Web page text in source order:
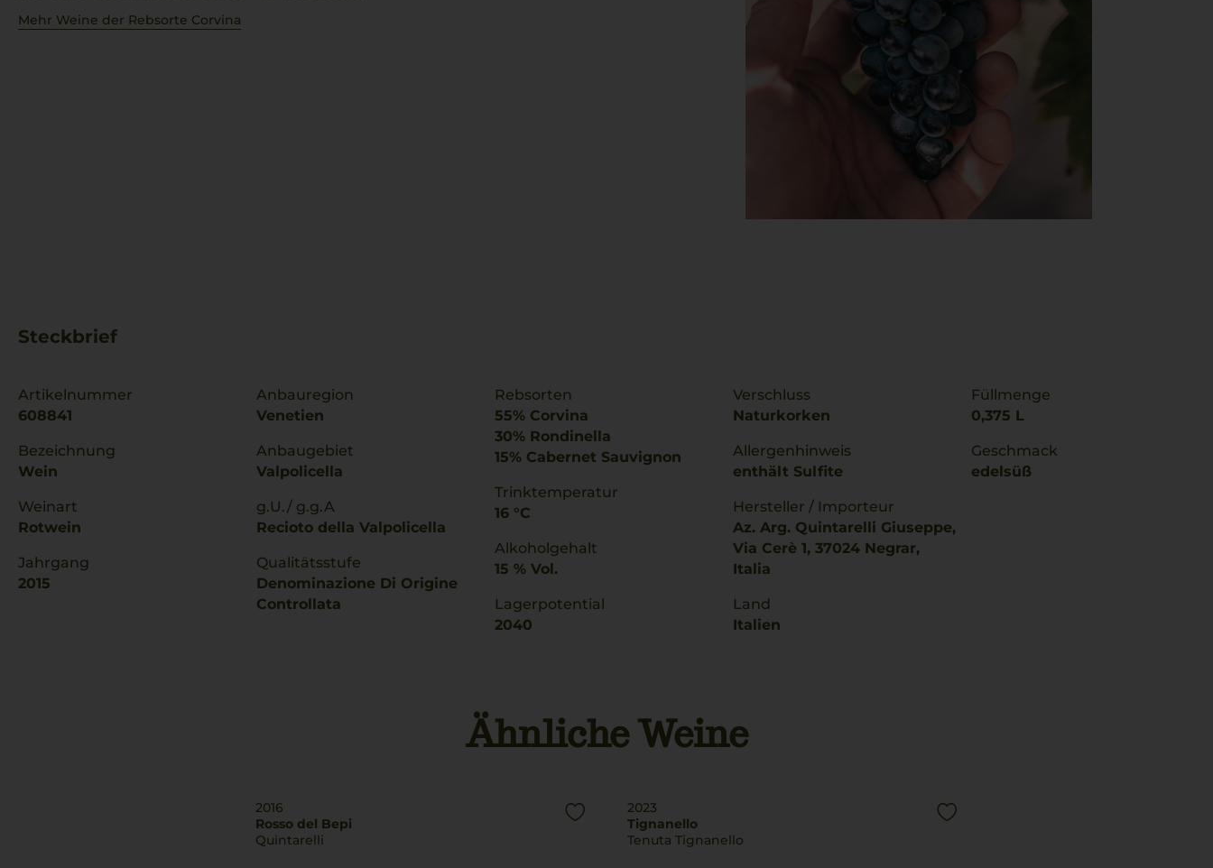
Mehr Weine der Rebsorte Corvina
Steckbrief
Artikelnummer
608841
Bezeichnung
Wein
Weinart
Rotwein
Jahrgang
2015
Anbauregion
Venetien
Anbaugebiet
Valpolicella
g.U./ g.g.A
Recioto della Valpolicella
Qualitätsstufe
Denominazione Di Origine
Controllata
Rebsorten
55% Corvina
30% Rondinella
15% Cabernet Sauvignon
Trinktemperatur
16 °C
Alkoholgehalt
15 % Vol.
Lagerpotential
2040
Verschluss
Naturkorken
Allergenhinweis
enthält Sulfite
Hersteller / Importeur
Az. Arg. Quintarelli Giuseppe,
Via Cerè 1, 37024 Negrar,
Italia
Land
Italien
Füllmenge
0,375 L
Geschmack
edelsüß
Ähnliche Weine
2016
Rosso del Bepi
Quintarelli
2023
Tignanello
Tenuta Tignanello